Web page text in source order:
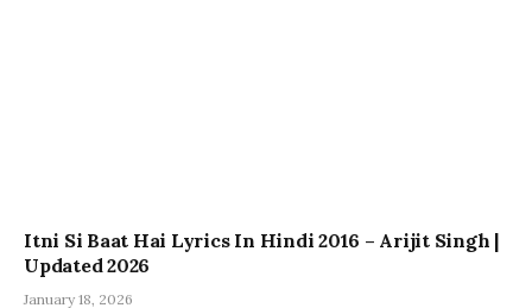
Itni Si Baat Hai Lyrics In Hindi 2016 – Arijit Singh |
Updated 2026
January 18, 2026